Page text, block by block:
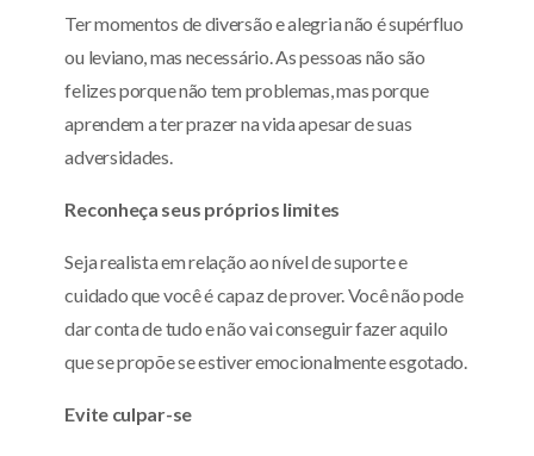
Ter momentos de diversão e alegria não é supérfluo
ou leviano, mas necessário. As pessoas não são
felizes porque não tem problemas, mas porque
aprendem a ter prazer na vida apesar de suas
adversidades.
Reconheça seus próprios limites
Seja realista em relação ao nível de suporte e
cuidado que você é capaz de prover. Você não pode
dar conta de tudo e não vai conseguir fazer aquilo
que se propõe se estiver emocionalmente esgotado.
Evite culpar-se